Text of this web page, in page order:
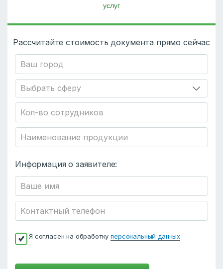
услуг
Рассчитайте стоимость документа прямо сейчас
Информация о заявителе:
Я согласен на обработкуперсональный данных